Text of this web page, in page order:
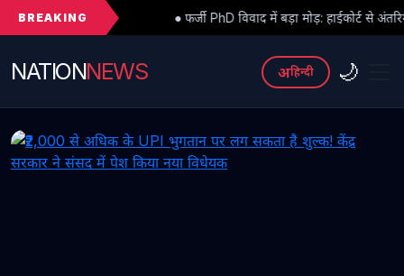
BREAKING● फर्जी PhD विवाद में बड़ा मोड़: हाईकोर्ट से अंतरिम राहत के बाद 3
NATIONNEWS अहिन्दी 🌙